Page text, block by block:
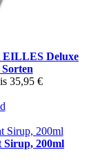
EILLES Deluxe
35,95 €
Sirup, 200ml